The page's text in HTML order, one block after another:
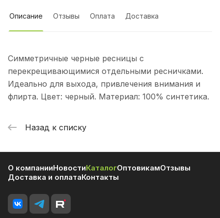
Описание Отзывы Оплата Доставка
Симметричные черные ресницы с
перекрещивающимися отдельными ресничками.
Идеально для выхода, привлечения внимания и
флирта. Цвет: черный. Материал: 100% синтетика.
Назад к списку
О компанииНовостиКаталогОптовикамОтзывы
Доставка и оплатаКонтакты